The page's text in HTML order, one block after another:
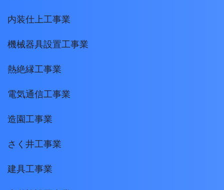
内装仕上工事業
機械器具設置工事業
熱絶縁工事業
電気通信工事業
造園工事業
さく井工事業
建具工事業